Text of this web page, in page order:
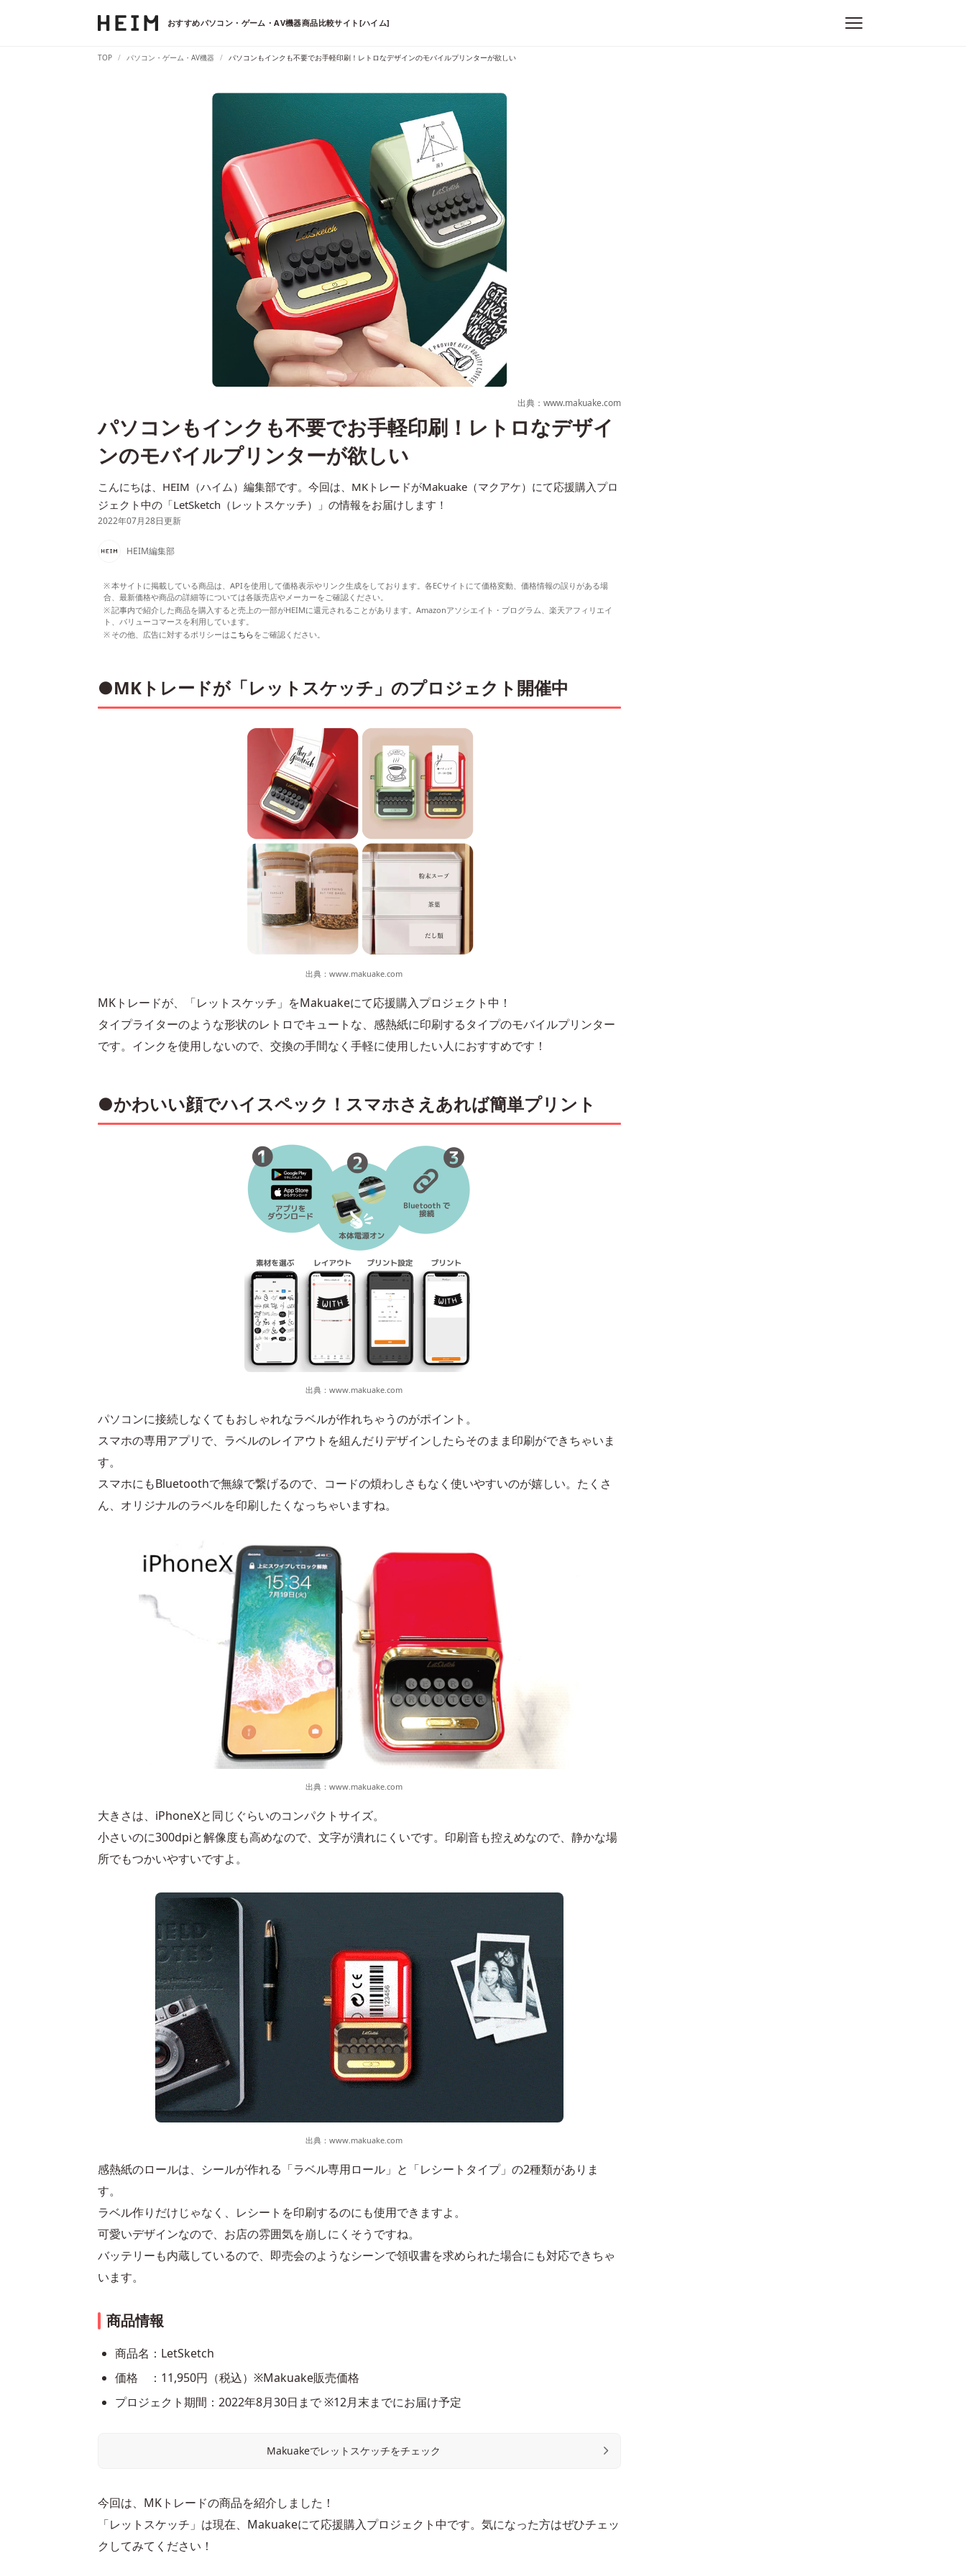
おすすめパソコン・ゲーム・AV機器商品比較サイト[ハイム]
TOP パソコン・ゲーム・AV機器 パソコンもインクも不要でお手軽印刷！レトロなデザインのモバイルプリンターが欲しい
出典：www.makuake.com
パソコンもインクも不要でお手軽印刷！レトロなデザイ
ンのモバイルプリンターが欲しい
こんにちは、HEIM（ハイム）編集部です。今回は、MKトレードがMakuake（マクアケ）にて応援購入プロ
ジェクト中の「LetSketch（レットスケッチ）」の情報をお届けします！
2022年07月28日更新
HEIM編集部
本サイトに掲載している商品は、APIを使用して価格表示やリンク生成をしております。各ECサイトにて価格変動、価格情報の誤りがある場
合、最新価格や商品の詳細等については各販売店やメーカーをご確認ください。
記事内で紹介した商品を購入すると売上の一部がHEIMに還元されることがあります。Amazonアソシエイト・プログラム、楽天アフィリエイ
ト、バリューコマースを利用しています。
その他、広告に対するポリシーは こちらをご確認ください。
●MKトレードが「レットスケッチ」のプロジェクト開催中
出典： www.makuake.com
MKトレードが、「レットスケッチ」をMakuakeにて応援購入プロジェクト中！
タイプライターのような形状のレトロでキュートな、感熱紙に印刷するタイプのモバイルプリンター
です。インクを使用しないので、交換の手間なく手軽に使用したい人におすすめです！
●かわいい顔でハイスペック！スマホさえあれば簡単プリント
出典： www.makuake.com
パソコンに接続しなくてもおしゃれなラベルが作れちゃうのがポイント。
スマホの専用アプリで、ラベルのレイアウトを組んだりデザインしたらそのまま印刷ができちゃいま
す。
スマホにもBluetoothで無線で繋げるので、コードの煩わしさもなく使いやすいのが嬉しい。たくさ
ん、オリジナルのラベルを印刷したくなっちゃいますね。
出典： www.makuake.com
大きさは、iPhoneⅩと同じぐらいのコンパクトサイズ。
小さいのに300dpiと解像度も高めなので、文字が潰れにくいです。印刷音も控えめなので、静かな場
所でもつかいやすいですよ。
出典： www.makuake.com
感熱紙のロールは、シールが作れる「ラベル専用ロール」と「レシートタイプ」の2種類がありま
す。
ラベル作りだけじゃなく、レシートを印刷するのにも使用できますよ。
可愛いデザインなので、お店の雰囲気を崩しにくそうですね。
バッテリーも内蔵しているので、即売会のようなシーンで領収書を求められた場合にも対応できちゃ
います。
商品情報
商品名：LetSketch
価格 ：11,950円（税込）※Makuake販売価格
プロジェクト期間：2022年8月30日まで ※12月末までにお届け予定
Makuakeでレットスケッチをチェック
今回は、MKトレードの商品を紹介しました！
「レットスケッチ」は現在、Makuakeにて応援購入プロジェクト中です。気になった方はぜひチェッ
クしてみてください！